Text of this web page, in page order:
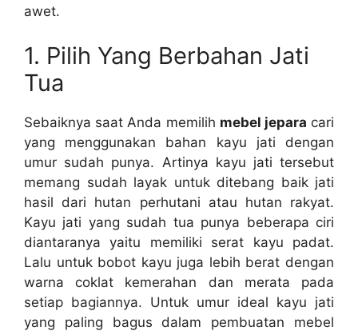
awet.
1. Pilih Yang Berbahan Jati
Tua
Sebaiknya saat Anda memilih mebel jepara cari
yang menggunakan bahan kayu jati dengan
umur sudah punya. Artinya kayu jati tersebut
memang sudah layak untuk ditebang baik jati
hasil dari hutan perhutani atau hutan rakyat.
Kayu jati yang sudah tua punya beberapa ciri
diantaranya yaitu memiliki serat kayu padat.
Lalu untuk bobot kayu juga lebih berat dengan
warna coklat kemerahan dan merata pada
setiap bagiannya. Untuk umur ideal kayu jati
yang paling bagus dalam pembuatan mebel